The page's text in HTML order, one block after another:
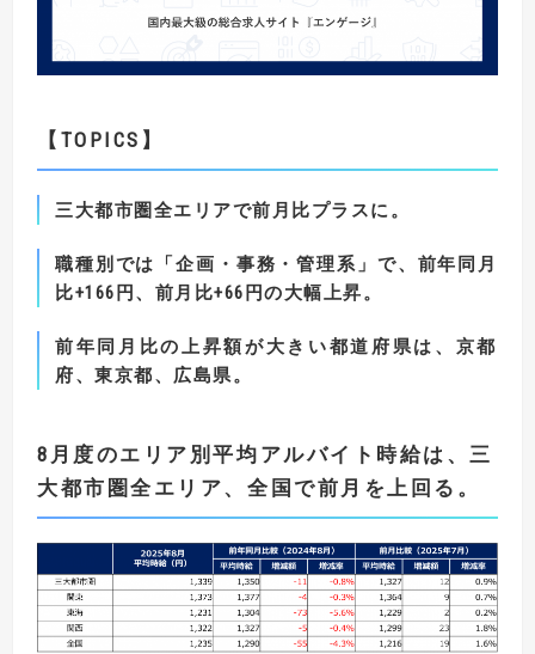
【TOPICS 】
三大都市圏全エリアで前月比プラスに。
職種別では「企画・事務・管理系」で、前年同月
比+166 円、前月比+66 円の大幅上昇。
前年同月比の上昇額が大きい都道府県は、京都
府、東京都、広島県。
8 月度のエリア別平均アルバイト時給は、三
大都市圏全エリア、全国で前月を上回る。